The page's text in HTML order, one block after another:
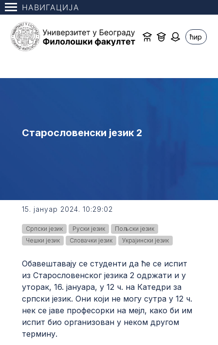
НАВИГАЦИЈА
ћир
Старословенски језик 2
15. јануар 2024. 10:29:02
Српски језик Руски језик
Пољски језик
Чешки језик
Словачки језик Украјински језик
Обавештавају се студенти да ће се испит
из Старословенског језика 2 одржати и у
уторак, 16. јануара, у 12 ч. на Катедри за
српски језик. Они који не могу сутра у 12 ч.
нек се јаве професорки на мејл, како би им
испит био организован у неком другом
термину.